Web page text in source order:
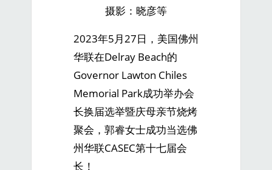
摄影：晓彦等
2023年5月27日，美国佛州
华联在Delray Beach的
Governor Lawton Chiles
Memorial Park成功举办会
长换届选举暨庆母亲节烧烤
聚会，郭睿女士成功当选佛
州华联CASEC第十七届会
长！